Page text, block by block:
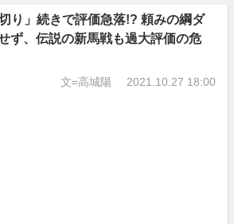
り」続きで評価急落!? 頼みの綱ダ
ず、伝説の新馬戦も過大評価の危
文=高城陽 2021.10.27 18:00